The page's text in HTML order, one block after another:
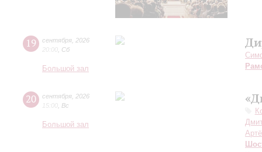
19 сентября 2026
20:00 Сб
Большой зал
20 сентября 2026
15:00 Вс
Большой зал